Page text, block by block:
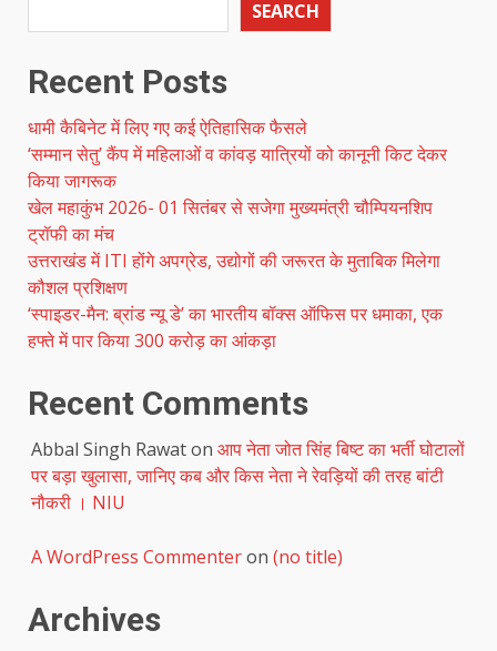
SEARCH
Recent Posts
धामी कैबिनेट में लिए गए कई ऐतिहासिक फैसले
‘सम्मान सेतु’ कैंप में महिलाओं व कांवड़ यात्रियों को कानूनी किट देकर
किया जागरूक
खेल महाकुंभ 2026- 01 सितंबर से सजेगा मुख्यमंत्री चौम्पियनशिप
ट्रॉफी का मंच
उत्तराखंड में ITI होंगे अपग्रेड, उद्योगों की जरूरत के मुताबिक मिलेगा
कौशल प्रशिक्षण
‘स्पाइडर-मैन: ब्रांड न्यू डे’ का भारतीय बॉक्स ऑफिस पर धमाका, एक
हफ्ते में पार किया 300 करोड़ का आंकड़ा
Recent Comments
Abbal Singh Rawaton आप नेता जोत सिंह बिष्ट का भर्ती घोटालों
पर बड़ा खुलासा, जानिए कब और किस नेता ने रेवड़ियों की तरह बांटी
नौकरी । NIU
A WordPress Commenteron (no title)
Archives